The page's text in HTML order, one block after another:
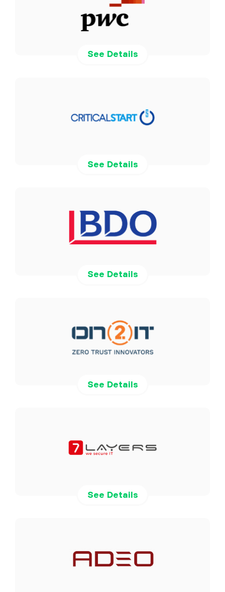
See Details
See Details
See Details
See Details
See Details